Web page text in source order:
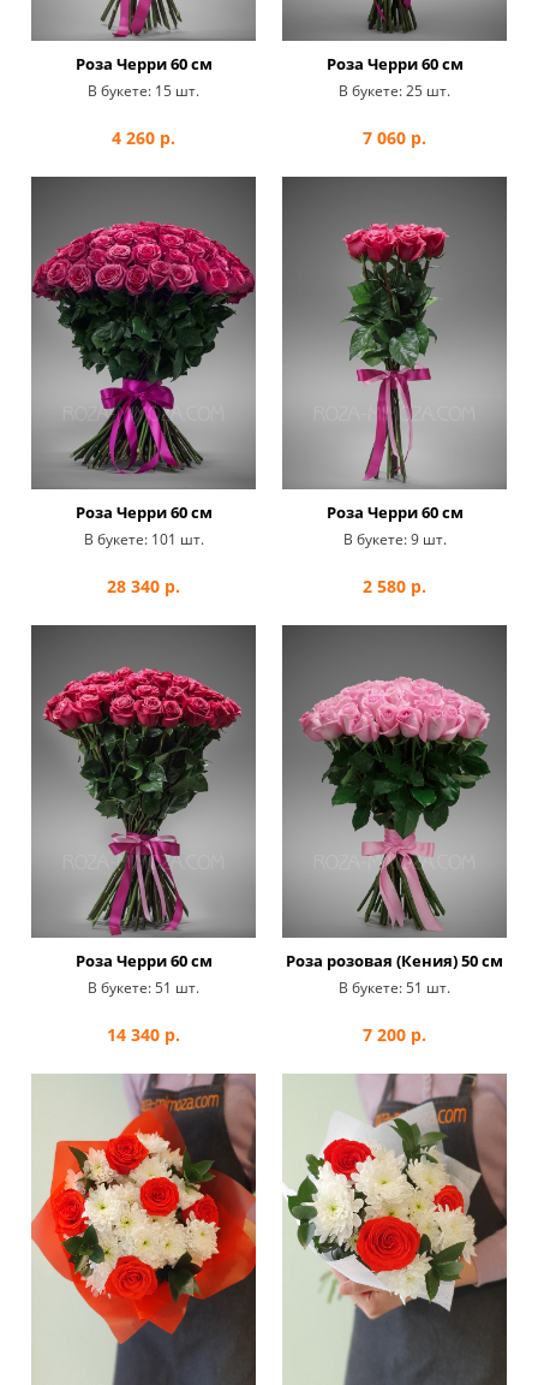
Роза Черри 60 см
В букете: 15 шт.
4 260 р.
Роза Черри 60 см
В букете:25 шт.
7 060 р.
Роза Черри 60 см
В букете: 101 шт.
28 340 р.
Роза Черри 60 см
В букете: 9 шт.
2 580 р.
Роза Черри 60 см
В букете:51 шт.
14 340 р.
Роза розовая (Кения) 50 см
В букете:51 шт.
7 200 р.